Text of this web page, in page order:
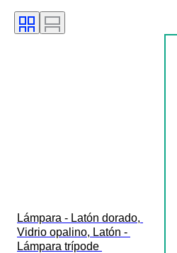
Lámpara - Latón dorado,
Vidrio opalino, Latón -
Lámpara trípode